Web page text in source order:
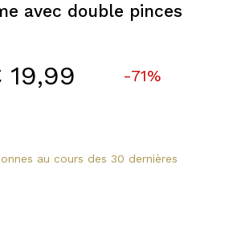
avec double pinces
19,99 -71%
au cours des 30 dernières